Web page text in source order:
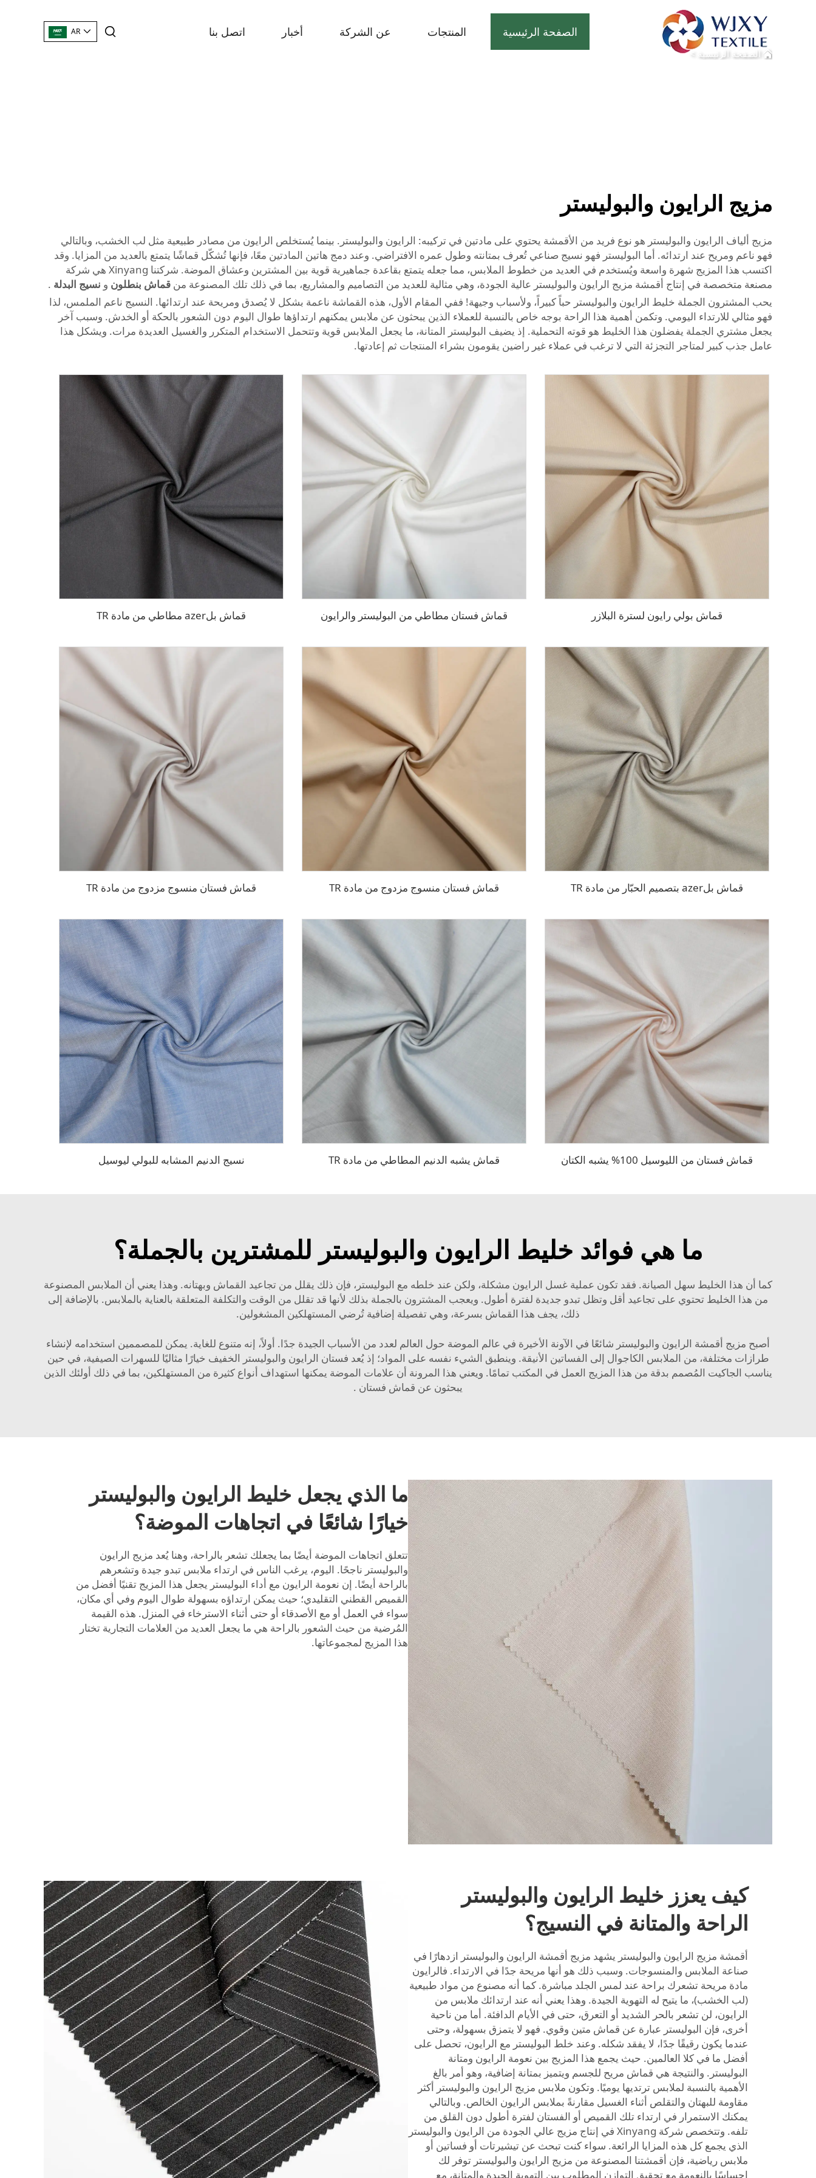
الصفحة الرئيسية المنتجات عن الشركة أخبار اتصل بنا AR
الصفحة الرئيسية >
مزيج الرايون والبوليستر
مزيج ألياف الرايون والبوليستر هو نوع فريد من الأقمشة يحتوي على مادتين في تركيبه: الرايون والبوليستر. بينما يُستخلص الرايون من مصادر طبيعية مثل لب الخشب، وبالتالي
فهو ناعم ومريح عند ارتدائه. أما البوليستر فهو نسيج صناعي تُعرف بمتانته وطول عمره الافتراضي. وعند دمج هاتين المادتين معًا، فإنها تُشكّل قماشًا يتمتع بالعديد من المزايا. وقد
اكتسب هذا المزيج شهرة واسعة ويُستخدم في العديد من خطوط الملابس، مما جعله يتمتع بقاعدة جماهيرية قوية بين المشترين وعشاق الموضة. شركتنا Xinyang هي شركة
مصنعة متخصصة في إنتاج أقمشة مزيج الرايون والبوليستر عالية الجودة، وهي مثالية للعديد من التصاميم والمشاريع، بما في ذلك تلك المصنوعة من قماش بنطلون و نسيج البدلة .
يحب المشترون الجملة خليط الرايون والبوليستر حباً كبيراً، ولأسباب وجيهة! ففي المقام الأول، هذه القماشة ناعمة بشكل لا يُصدق ومريحة عند ارتدائها. النسيج ناعم الملمس، لذا
فهو مثالي للارتداء اليومي. وتكمن أهمية هذا الراحة بوجه خاص بالنسبة للعملاء الذين يبحثون عن ملابس يمكنهم ارتداؤها طوال اليوم دون الشعور بالحكة أو الخدش. وسبب آخر
يجعل مشتري الجملة يفضلون هذا الخليط هو قوته التحملية. إذ يضيف البوليستر المتانة، ما يجعل الملابس قوية وتتحمل الاستخدام المتكرر والغسيل العديدة مرات. ويشكل هذا
عامل جذب كبير لمتاجر التجزئة التي لا ترغب في عملاء غير راضين يقومون بشراء المنتجات ثم إعادتها.
قماش بولي رايون لسترة البلازر قماش فستان مطاطي من البوليستر والرايون قماش بلazer مطاطي من مادة TR
قماش بلazer بتصميم الحبّار من مادة TR قماش فستان منسوج مزدوج من مادة TR قماش فستان منسوج مزدوج من مادة TR
قماش فستان من الليوسيل 100% يشبه الكتان قماش يشبه الدنيم المطاطي من مادة TR نسيج الدنيم المشابه للبولي ليوسيل
ما هي فوائد خليط الرايون والبوليستر للمشترين بالجملة؟
كما أن هذا الخليط سهل الصيانة. فقد تكون عملية غسل الرايون مشكلة، ولكن عند خلطه مع البوليستر، فإن ذلك يقلل من تجاعيد القماش وبهتانه. وهذا يعني أن الملابس المصنوعة
من هذا الخليط تحتوي على تجاعيد أقل وتظل تبدو جديدة لفترة أطول. ويعجب المشترون بالجملة بذلك لأنها قد تقلل من الوقت والتكلفة المتعلقة بالعناية بالملابس. بالإضافة إلى
ذلك، يجف هذا القماش بسرعة، وهي تفصيلة إضافية تُرضي المستهلكين المشغولين.
أصبح مزيج أقمشة الرايون والبوليستر شائعًا في الآونة الأخيرة في عالم الموضة حول العالم لعدد من الأسباب الجيدة جدًا. أولاً، إنه متنوع للغاية. يمكن للمصممين استخدامه لإنشاء
طرازات مختلفة، من الملابس الكاجوال إلى الفساتين الأنيقة. وينطبق الشيء نفسه على المواد؛ إذ يُعد فستان الرايون والبوليستر الخفيف خيارًا مثاليًا للسهرات الصيفية، في حين
يناسب الجاكيت المُصمم بدقة من هذا المزيج العمل في المكتب تمامًا. ويعني هذا المرونة أن علامات الموضة يمكنها استهداف أنواع كثيرة من المستهلكين، بما في ذلك أولئك الذين
يبحثون عن قماش فستان .
ما الذي يجعل خليط الرايون والبوليستر
خيارًا شائعًا في اتجاهات الموضة؟
تتعلق اتجاهات الموضة أيضًا بما يجعلك تشعر بالراحة، وهنا يُعد مزيج الرايون
والبوليستر ناجحًا. اليوم، يرغب الناس في ارتداء ملابس تبدو جيدة وتشعرهم
بالراحة أيضًا. إن نعومة الرايون مع أداء البوليستر يجعل هذا المزيج تقنيًا أفضل من
القميص القطني التقليدي؛ حيث يمكن ارتداؤه بسهولة طوال اليوم وفي أي مكان،
سواء في العمل أو مع الأصدقاء أو حتى أثناء الاسترخاء في المنزل. هذه القيمة
المُرضية من حيث الشعور بالراحة هي ما يجعل العديد من العلامات التجارية تختار
هذا المزيج لمجموعاتها.
كيف يعزز خليط الرايون والبوليستر
الراحة والمتانة في النسيج؟
أقمشة مزيج الرايون والبوليستر يشهد مزيج أقمشة الرايون والبوليستر ازدهارًا في
صناعة الملابس والمنسوجات. وسبب ذلك هو أنها مريحة جدًا في الارتداء. فالرايون
مادة مريحة تشعرك براحة عند لمس الجلد مباشرة. كما أنه مصنوع من مواد طبيعية
(لب الخشب)، ما يتيح له التهوية الجيدة. وهذا يعني أنه عند ارتدائك ملابس من
الرايون، لن تشعر بالحر الشديد أو التعرق، حتى في الأيام الدافئة. أما من ناحية
أخرى، فإن البوليستر عبارة عن قماش متين وقوي. فهو لا يتمزق بسهولة، وحتى
عندما يكون رقيقًا جدًا، لا يفقد شكله. وعند خلط البوليستر مع الرايون، تحصل على
أفضل ما في كلا العالمين. حيث يجمع هذا المزيج بين نعومة الرايون ومتانة
البوليستر. والنتيجة هي قماش مريح للجسم ويتميز بمتانة إضافية، وهو أمر بالغ
الأهمية بالنسبة لملابس ترتديها يوميًا. وتكون ملابس مزيج الرايون والبوليستر أكثر
مقاومة للبهتان والتقلص أثناء الغسيل مقارنةً بملابس الرايون الخالص. وبالتالي
يمكنك الاستمرار في ارتداء تلك القميص أو الفستان لفترة أطول دون القلق من
تلفه. وتتخصص شركة Xinyang في إنتاج مزيج عالي الجودة من الرايون والبوليستر
الذي يجمع كل هذه المزايا الرائعة. سواء كنت تبحث عن تيشيرتات أو فساتين أو
ملابس رياضية، فإن أقمشتنا المصنوعة من مزيج الرايون والبوليستر توفر لك
إحساسًا بالنعومة مع تحقيق التوازن المطلوب بين التهوية الجيدة والمتانة، مع